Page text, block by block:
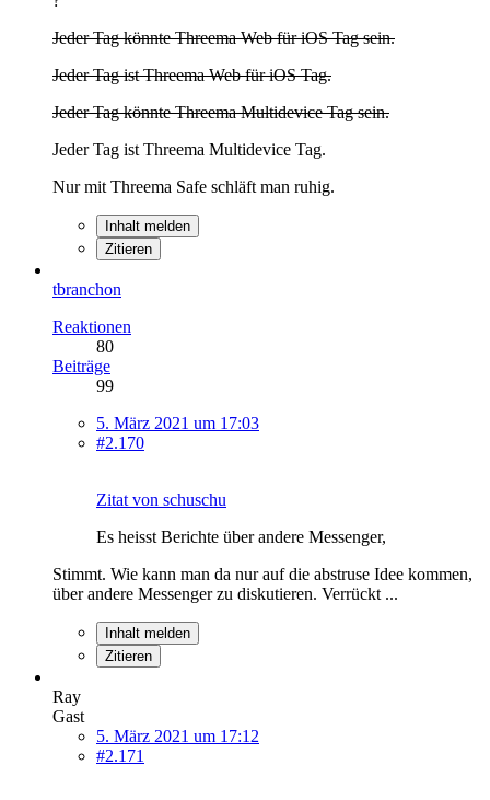
Jeder Tag könnte Threema Web für iOS Tag sein.
Jeder Tag ist Threema Web für iOS Tag.
Jeder Tag könnte Threema Multidevice Tag sein.
Jeder Tag ist Threema Multidevice Tag.
Nur mit Threema Safe schläft man ruhig.
Inhalt melden
Zitieren
tbranchon
Reaktionen
80
Beiträge
99
5. März 2021 um 17:03
#2.170
Zitat von schuschu
Es heisst Berichte über andere Messenger,
Stimmt. Wie kann man da nur auf die abstruse Idee kommen,
über andere Messenger zu diskutieren. Verrückt ...
Inhalt melden
Zitieren
Ray
Gast
5. März 2021 um 17:12
#2.171